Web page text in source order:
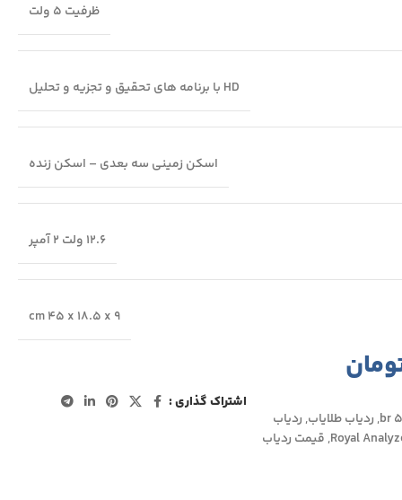
ظرفیت 5 ولت
HD با برنامه های تحقیق و تجزیه و تحلیل
اسکن زمینی سه بعدی – اسکن زنده
12.6 ولت 2 آمپر
cm 45 x 18.5 x 9
, ردیاب طلایاب, ردیاب
Royal
, قیمت ردیاب
اشتراک گذاری :